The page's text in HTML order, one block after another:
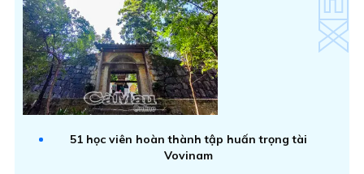
51 học viên hoàn thành tập huấn trọng tài
Vovinam